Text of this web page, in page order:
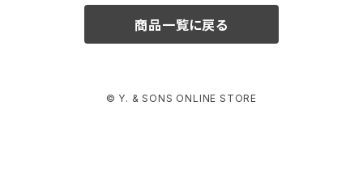
商品一覧に戻る
© Y. & SONS ONLINE STORE